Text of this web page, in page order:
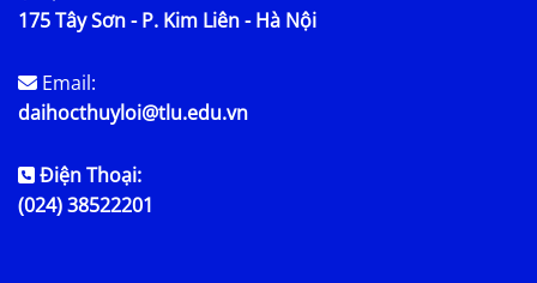
175 Tây Sơn - P. Kim Liên - Hà Nội
Email:
daihocthuyloi@tlu.edu.vn
Điện Thoại:
(024) 38522201